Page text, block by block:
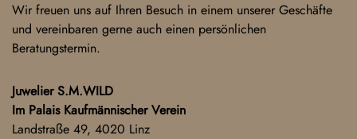
Wir freuen uns auf Ihren Besuch in einem unserer Geschäfte
und vereinbaren gerne auch einen persönlichen
Beratungstermin.
Juwelier S.M.WILD
Im Palais Kaufmännischer Verein
Landstraße 49, 4020 Linz